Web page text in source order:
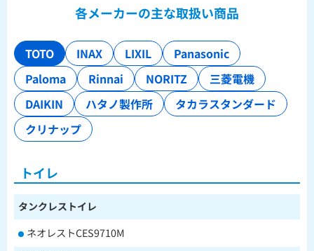
各メーカーの主な取扱い商品
TOTO INAX LIXIL
Panasonic
Paloma
Rinnai NORITZ
三菱電機
DAIKIN
ハタノ製作所
タカラスタンダード
クリナップ
トイレ
タンクレストイレ
ネオレストCES9710M